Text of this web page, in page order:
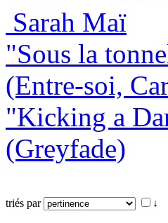
Sarah Maï
"Sous la
(Entre-soi,
"Kicking a
(Greyfade)
triés par ↓